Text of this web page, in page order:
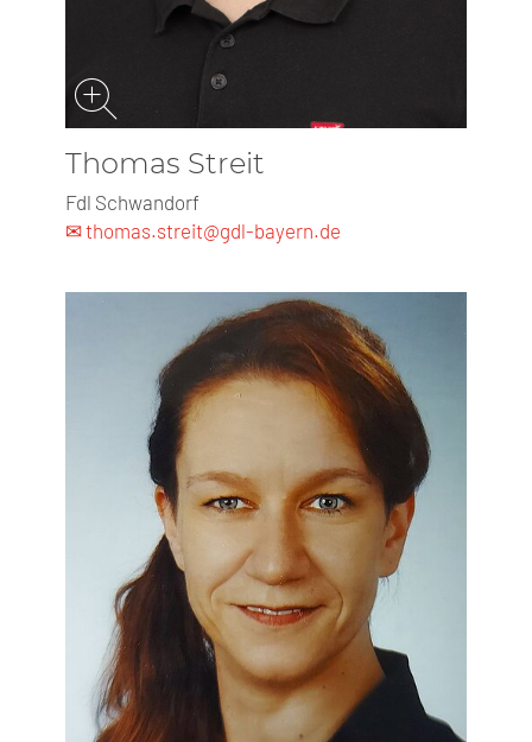
Thomas Streit
Fdl Schwandorf
✉ thomas.streit@gdl-bayern.de